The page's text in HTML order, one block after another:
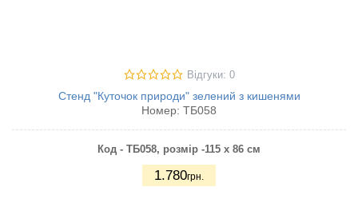
Відгуки: 0
Стенд "Куточок природи" зелений з кишенями
Номер: ТБ058
Код - ТБ058, розмір -115 х 86 см
1.780грн.